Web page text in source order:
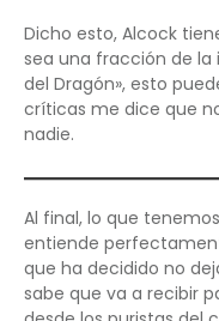
Dicho esto, Alcock
sea una fracción de la
del Dragón», esto
críticas me dice que
nadie.
Al final, lo que
entiende
que ha decidido no
sabe que va a recibir